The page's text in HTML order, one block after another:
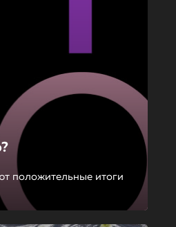
положительные итоги